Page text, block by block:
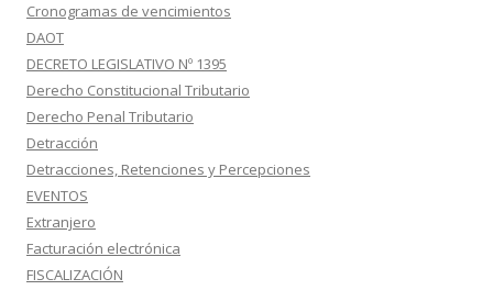
Cronogramas de vencimientos
DAOT
DECRETO LEGISLATIVO Nº 1395
Derecho Constitucional Tributario
Derecho Penal Tributario
Detracción
Detracciones, Retenciones y Percepciones
EVENTOS
Extranjero
Facturación electrónica
FISCALIZACIÓN